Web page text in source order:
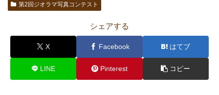
第2回ジオラマ写真コンテスト
シェアする
X Facebook はてブ
LINE Pinterest コピー